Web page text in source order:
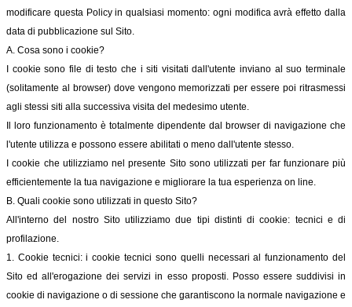
modificare questa Policy in qualsiasi momento: ogni modifica avrà effetto dalla
data di pubblicazione sul Sito.
A. Cosa sono i cookie?
I cookie sono file di testo che i siti visitati dall'utente inviano al suo terminale
(solitamente al browser) dove vengono memorizzati per essere poi ritrasmessi
agli stessi siti alla successiva visita del medesimo utente.
Il loro funzionamento è totalmente dipendente dal browser di navigazione che
l'utente utilizza e possono essere abilitati o meno dall'utente stesso.
I cookie che utilizziamo nel presente Sito sono utilizzati per far funzionare più
efficientemente la tua navigazione e migliorare la tua esperienza on line.
B. Quali cookie sono utilizzati in questo Sito?
All'interno del nostro Sito utilizziamo due tipi distinti di cookie: tecnici e di
profilazione.
1. Cookie tecnici: i cookie tecnici sono quelli necessari al funzionamento del
Sito ed all'erogazione dei servizi in esso proposti. Posso essere suddivisi in
cookie di navigazione o di sessione che garantiscono la normale navigazione e